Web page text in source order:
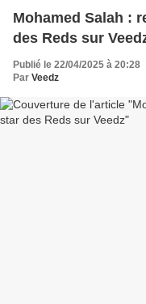
Mohamed Salah :
des Reds sur
Publié le 22/04/2025 à 20:28
Par Veedz